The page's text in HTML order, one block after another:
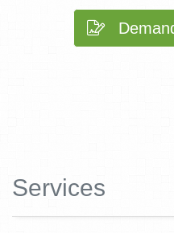
Services